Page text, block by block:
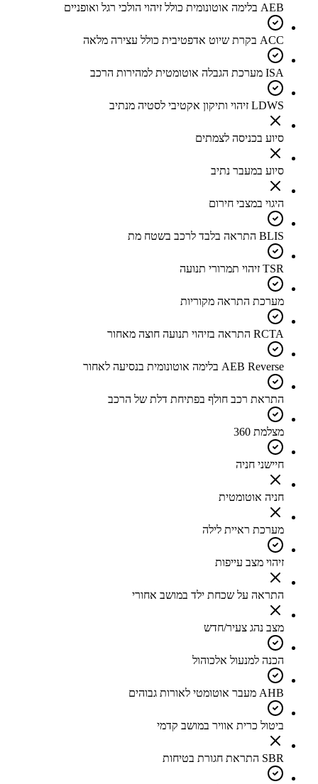
AEB בלימה אוטונומית כולל זיהוי הולכי רגל ואופניים
ACC בקרת שיוט אדפטיבית כולל עצירה מלאה
ISA מערכת הגבלה אוטומטית למהירות הרכב
LDWS זיהוי ותיקון אקטיבי לסטיה מנתיב
סיוע בכניסה לצמתים
סיוע במעבר נתיב
היגוי במצבי חירום
BLIS התראה בלבד לרכב בשטח מת
TSR זיהוי תמרורי תנועה
מערכת התראה מקוריות
RCTA התראה בזיהוי תנועה חוצה מאחור
AEB Reverse בלימה אוטונומית בנסיעה לאחור
התראת רכב חולף בפתיחת דלת של הרכב
מצלמת 360
חיישני חניה
חניה אוטומטית
מערכת ראיית לילה
זיהוי מצב עייפות
התראה על שכחת ילד במושב אחורי
מצב נהג צעיר/חדש
הכנה למנעול אלכוהול
AHB מעבר אוטומטי לאורות גבוהים
ביטול כרית אוויר במושב קדמי
SBR התראת חגורת בטיחות